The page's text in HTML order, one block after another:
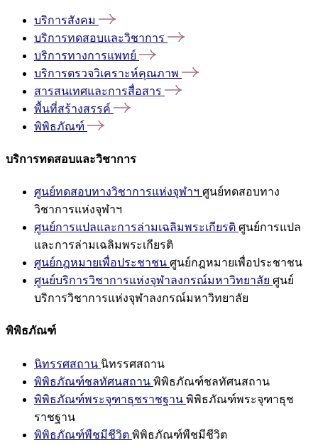
บริการสังคม
บริการทดสอบและวิชาการ
บริการทางการแพทย์
บริการตรวจวิเคราะห์คุณภาพ
สารสนเทศและการสื่อสาร
พื้นที่สร้างสรรค์
พิพิธภัณฑ์
บริการทดสอบและวิชาการ
ศูนย์ทดสอบทางวิชาการแห่งจุฬาฯ ศูนย์ทดสอบทาง
วิชาการแห่งจุฬาฯ
ศูนย์การแปลและการล่ามเฉลิมพระเกียรติ ศูนย์การแปล
และการล่ามเฉลิมพระเกียรติ
ศูนย์กฎหมายเพื่อประชาชน ศูนย์กฎหมายเพื่อประชาชน
ศูนย์บริการวิชาการแห่งจุฬาลงกรณ์มหาวิทยาลัย ศูนย์
บริการวิชาการแห่งจุฬาลงกรณ์มหาวิทยาลัย
พิพิธภัณฑ์
นิทรรศสถาน นิทรรศสถาน
พิพิธภัณฑ์ชลทัศนสถาน พิพิธภัณฑ์ชลทัศนสถาน
พิพิธภัณฑ์พระจุฑาธุชราชฐาน พิพิธภัณฑ์พระจุฑาธุช
ราชฐาน
พิพิธภัณฑ์พืชมีชีวิต พิพิธภัณฑ์พืชมีชีวิต